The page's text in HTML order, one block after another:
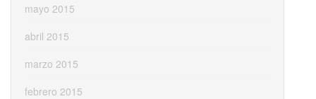
mayo 2015
abril 2015
marzo 2015
febrero 2015